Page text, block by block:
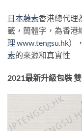
日本藤素香港總代理
籤，簡體字，為香港
理 www.tengsu.hk）
素的來源和真實性
2021最新升級包裝